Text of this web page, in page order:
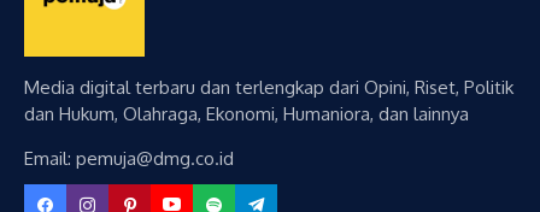
Media digital terbaru dan terlengkap dari Opini, Riset, Politik
dan Hukum, Olahraga, Ekonomi, Humaniora, dan lainnya
Email: pemuja@dmg.co.id